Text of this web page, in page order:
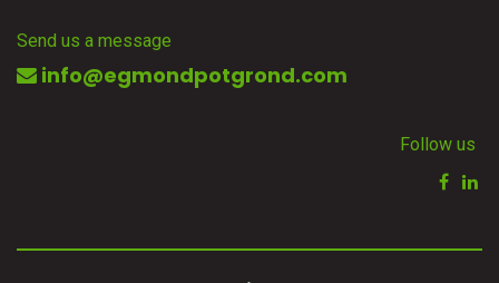
Send us a message
info@egmondpotgrond.com
Follow us